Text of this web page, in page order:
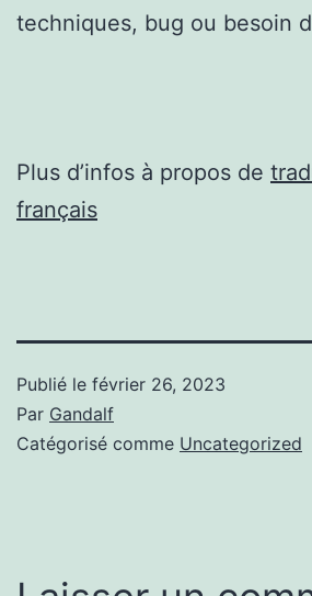
techniques, bug ou besoin
Plus d’infos à propos de
français
Publié le février 26, 2023
Par Gandalf
Catégorisé comme Uncategorized